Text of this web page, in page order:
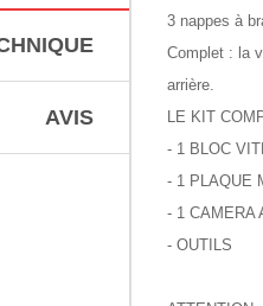
AVIS
3 nappes à
Complet : la
arrière.
LE KIT
- 1 BLOC
- 1 PLAQUE
- 1 CAMERA
- OUTILS